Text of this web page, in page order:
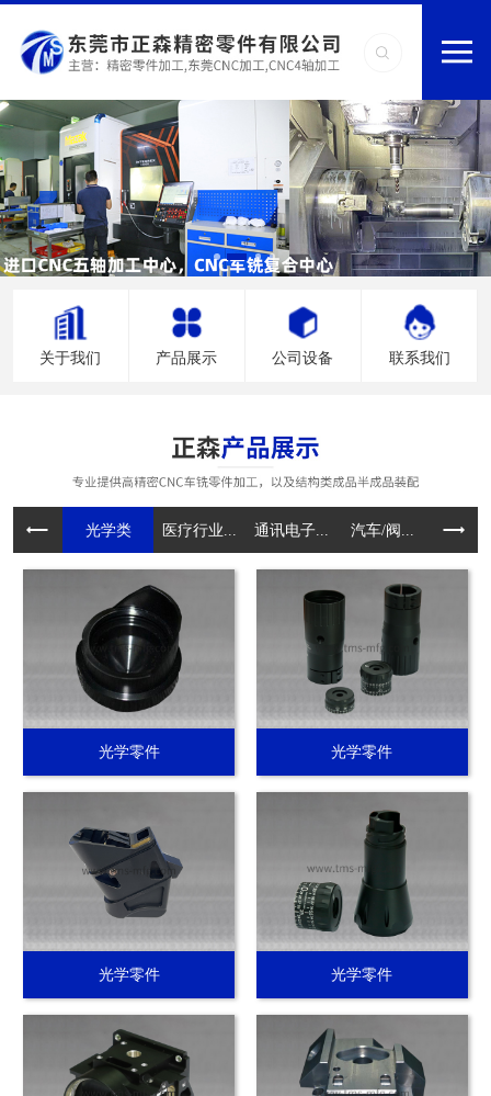
关于我们 产品展示 公司设备 联系我们
光学类 医疗行业... 通讯电子... 汽车/阀... 电动工
光学零件 光学零件
光学零件 光学零件